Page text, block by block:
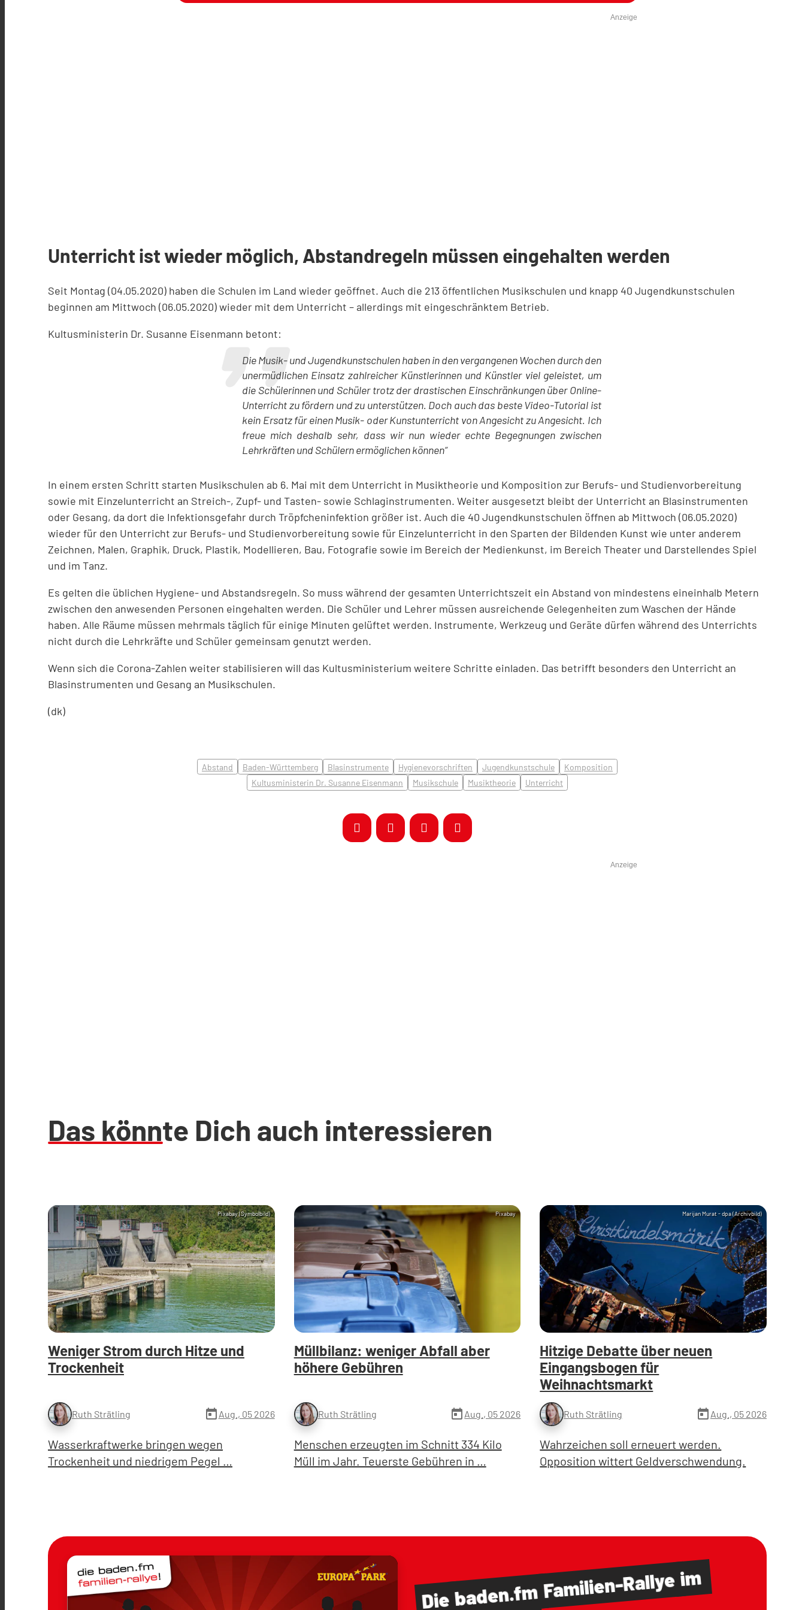
Anzeige
Unterricht ist wieder möglich, Abstandregeln müssen eingehalten werden
Seit Montag (04.05.2020) haben die Schulen im Land wieder geöffnet. Auch die 213 öffentlichen Musikschulen und knapp 40 Jugendkunstschulen
beginnen am Mittwoch (06.05.2020) wieder mit dem Unterricht – allerdings mit eingeschränktem Betrieb.
Kultusministerin Dr. Susanne Eisenmann betont:
Die Musik- und Jugendkunstschulen haben in den vergangenen Wochen durch den
unermüdlichen Einsatz zahlreicher Künstlerinnen und Künstler viel geleistet, um
die Schülerinnen und Schüler trotz der drastischen Einschränkungen über Online-
Unterricht zu fördern und zu unterstützen. Doch auch das beste Video-Tutorial ist
kein Ersatz für einen Musik- oder Kunstunterricht von Angesicht zu Angesicht. Ich
freue mich deshalb sehr, dass wir nun wieder echte Begegnungen zwischen
Lehrkräften und Schülern ermöglichen können“
In einem ersten Schritt starten Musikschulen ab 6. Mai mit dem Unterricht in Musiktheorie und Komposition zur Berufs- und Studienvorbereitung
sowie mit Einzelunterricht an Streich-, Zupf- und Tasten- sowie Schlaginstrumenten. Weiter ausgesetzt bleibt der Unterricht an Blasinstrumenten
oder Gesang, da dort die Infektionsgefahr durch Tröpfcheninfektion größer ist. Auch die 40 Jugendkunstschulen öffnen ab Mittwoch (06.05.2020)
wieder für den Unterricht zur Berufs- und Studienvorbereitung sowie für Einzelunterricht in den Sparten der Bildenden Kunst wie unter anderem
Zeichnen, Malen, Graphik, Druck, Plastik, Modellieren, Bau, Fotografie sowie im Bereich der Medienkunst, im Bereich Theater und Darstellendes Spiel
und im Tanz.
Es gelten die üblichen Hygiene- und Abstandsregeln. So muss während der gesamten Unterrichtszeit ein Abstand von mindestens eineinhalb Metern
zwischen den anwesenden Personen eingehalten werden. Die Schüler und Lehrer müssen ausreichende Gelegenheiten zum Waschen der Hände
haben. Alle Räume müssen mehrmals täglich für einige Minuten gelüftet werden. Instrumente, Werkzeug und Geräte dürfen während des Unterrichts
nicht durch die Lehrkräfte und Schüler gemeinsam genutzt werden.
Wenn sich die Corona-Zahlen weiter stabilisieren will das Kultusministerium weitere Schritte einladen. Das betrifft besonders den Unterricht an
Blasinstrumenten und Gesang an Musikschulen.
(dk)
Abstand Baden-Württemberg Blasinstrumente Hygienevorschriften Jugendkunstschule
Komposition
Kultusministerin Dr. Susanne Eisenmann
Musikschule Musiktheorie Unterricht
Anzeige
Das könnte Dich auch interessieren
Pixabay (Symbolbild)
Weniger Strom durch Hitze und
Trockenheit
Ruth Strätling today Aug., 05 2026
Wasserkraftwerke bringen wegen
Trockenheit und niedrigem Pegel …
Pixabay
Müllbilanz: weniger Abfall aber
höhere Gebühren
Ruth Strätling todayAug., 05 2026
Menschen erzeugten im Schnitt 334 Kilo
Müll im Jahr. Teuerste Gebühren in …
Marijan Murat - dpa (Archivbild)
Hitzige Debatte über neuen
Eingangsbogen für
Weihnachtsmarkt
Ruth Strätling today Aug., 05 2026
Wahrzeichen soll erneuert werden.
Opposition wittert Geldverschwendung.
Die baden.fmFamilien-Rallyeim